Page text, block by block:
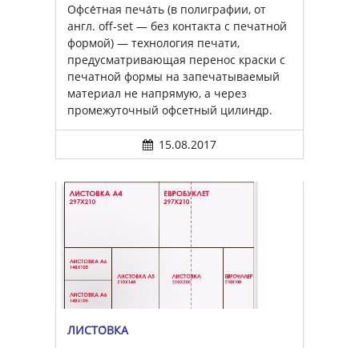
Офсе́тная печа́ть (в полиграфии, от
англ. off-set — без контакта с печатной
формой) — технология печати,
предусматривающая перенос краски с
печатной формы на запечатываемый
материал не напрямую, а через
промежуточный офсетный цилиндр.
15.08.2017
ЛИСТО́ВКА